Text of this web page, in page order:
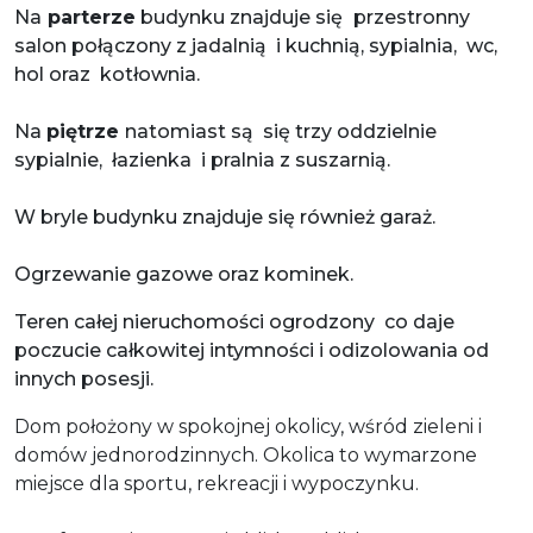
Na parterze budynku znajduje się przestronny
salon połączony z jadalnią i kuchnią, sypialnia, wc,
hol oraz kotłownia.
Na piętrze natomiast są się trzy oddzielnie
sypialnie, łazienka i pralnia z suszarnią.
W bryle budynku znajduje się również garaż.
Ogrzewanie gazowe oraz kominek.
Teren całej nieruchomości ogrodzony co daje
poczucie całkowitej intymności i odizolowania od
innych posesji.
Dom położony w spokojnej okolicy, wśród zieleni i
domów jednorodzinnych. Okolica to wymarzone
miejsce dla sportu, rekreacji i wypoczynku.